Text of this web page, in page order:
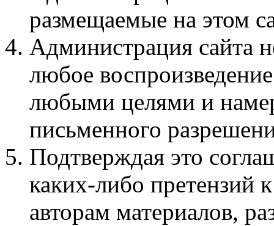
размещаемые на этом
Администрация сайта
любое
любыми целями и
письменного
Подтверждая это
каких-либо претензий
авторам материалов,